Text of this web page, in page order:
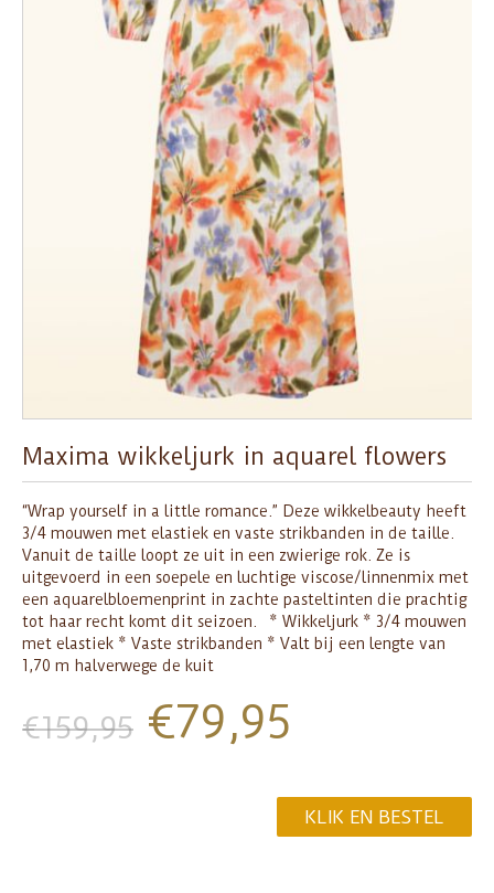
Maxima wikkeljurk in aquarel flowers
“Wrap yourself in a little romance.” Deze wikkelbeauty heeft
3/4 mouwen met elastiek en vaste strikbanden in de taille.
Vanuit de taille loopt ze uit in een zwierige rok. Ze is
uitgevoerd in een soepele en luchtige viscose/linnenmix met
een aquarelbloemenprint in zachte pasteltinten die prachtig
tot haar recht komt dit seizoen. * Wikkeljurk * 3/4 mouwen
met elastiek * Vaste strikbanden * Valt bij een lengte van
1,70 m halverwege de kuit
€159,95 €79,95
KLIK EN BESTEL